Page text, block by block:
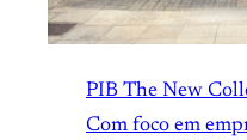
PIB The New
Com foco em